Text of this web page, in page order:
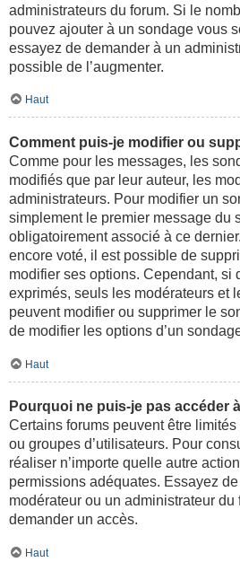
administrateurs du forum. Si le
pouvez ajouter à un sondage vous
essayez de demander à un
possible de l’augmenter.
Haut
Comment puis-je modifier ou
Comme pour les messages, les
modifiés que par leur auteur, les
administrateurs. Pour modifier un
simplement le premier message du
obligatoirement associé à ce
encore voté, il est possible de
modifier ses options. Cependant, si
exprimés, seuls les modérateurs et
peuvent modifier ou supprimer le
de modifier les options d’un
Haut
Pourquoi ne puis-je pas accéder
Certains forums peuvent être
ou groupes d’utilisateurs. Pour
réaliser n’importe quelle autre
permissions adéquates. Essayez
modérateur ou un administrateur du
demander un accès.
Haut